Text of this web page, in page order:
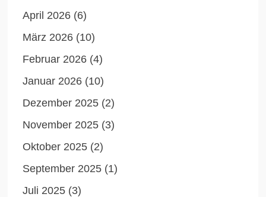
April 2026 (6)
März 2026 (10)
Februar 2026 (4)
Januar 2026 (10)
Dezember 2025 (2)
November 2025 (3)
Oktober 2025 (2)
September 2025 (1)
Juli 2025 (3)